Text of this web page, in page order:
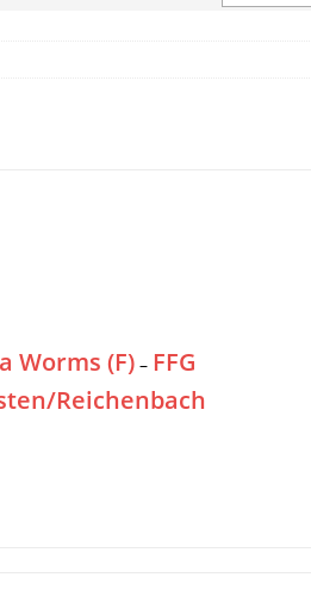
Worms (F) – FFG
Reichenbach